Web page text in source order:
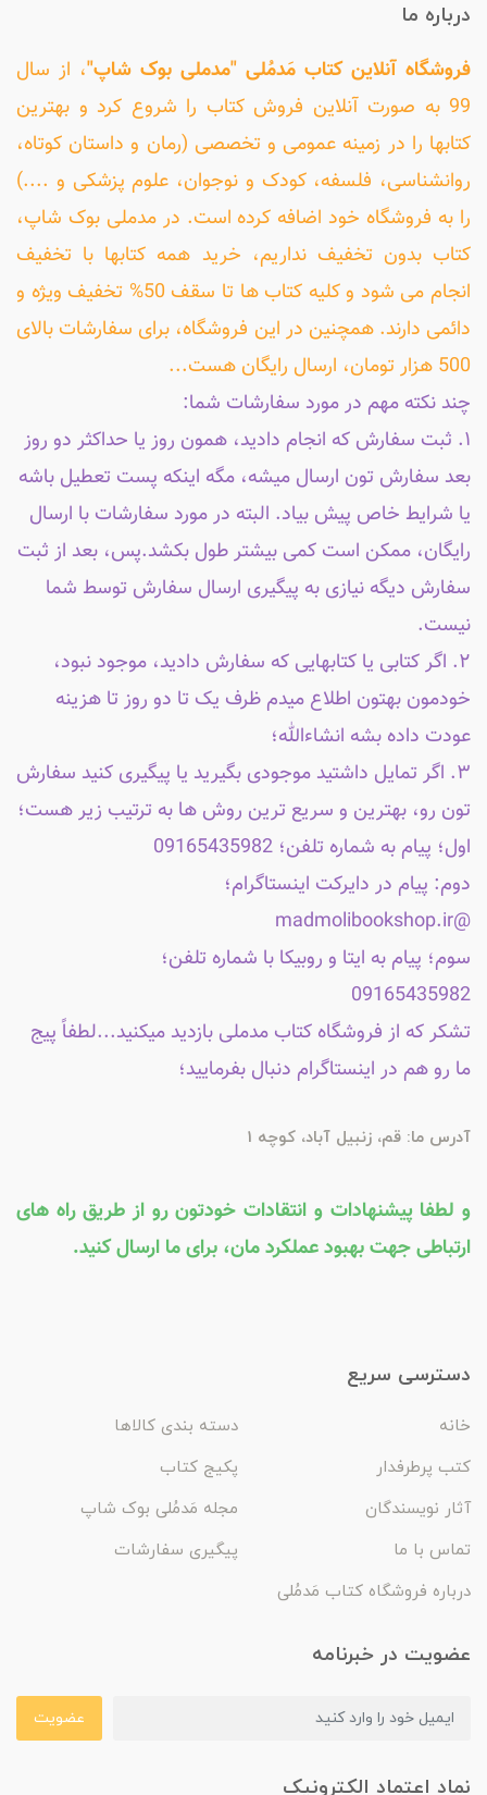
درباره ما
فروشگاه آنلاین کتاب مَدمُلی "مدملی بوک شاپ"، از سال
99 به صورت آنلاین فروش کتاب را شروع کرد و بهترین
کتابها را در زمینه عمومی و تخصصی (رمان و داستان کوتاه،
روانشناسی، فلسفه، کودک و نوجوان، علوم پزشکی و ....)
را به فروشگاه خود اضافه کرده است. در مدملی بوک شاپ،
کتاب بدون تخفیف نداریم، خرید همه کتابها با تخفیف
انجام می شود و کلیه کتاب ها تا سقف 50% تخفیف ویژه و
دائمی دارند. همچنین در این فروشگاه، برای سفارشات بالای
500 هزار تومان، ارسال رایگان هست...
چند نکته مهم در مورد سفارشات شما:
۱. ثبت سفارش که انجام دادید، همون روز یا حداکثر دو روز
بعد سفارش تون ارسال میشه، مگه اینکه پست تعطیل باشه
یا شرایط خاص پیش بیاد. البته در مورد سفارشات با ارسال
رایگان، ممکن است کمی بیشتر طول بکشد.پس، بعد از ثبت
سفارش دیگه نیازی به پیگیری ارسال سفارش توسط شما
نیست.
۲. اگر کتابی یا کتابهایی که سفارش دادید، موجود نبود،
خودمون بهتون اطلاع میدم ظرف یک تا دو روز تا هزینه
عودت داده بشه انشاءالله؛
۳. اگر تمایل داشتید موجودی بگیرید یا پیگیری کنید سفارش
تون رو، بهترین و سریع ترین روش ها به ترتیب زیر هست؛
اول؛ پیام به شماره تلفن؛ 09165435982
دوم: پیام در دایرکت اینستاگرام؛
@madmolibookshop.ir
سوم؛ پیام به ایتا و روبیکا با شماره تلفن؛
09165435982
تشکر که از فروشگاه کتاب مدملی بازدید میکنید...لطفاً پیج
ما رو هم در اینستاگرام دنبال بفرمایید؛
آدرس ما: قم، زنبیل آباد، کوچه 1
و لطفا پیشنهادات و انتقادات خودتون رو از طریق راه های
ارتباطی جهت بهبود عملکرد مان، برای ما ارسال کنید.
دسترسی سریع
خانه
دسته بندی کالاها
کتب پرطرفدار
پکیج کتاب
آثار نویسندگان
مجله مَدمُلی بوک شاپ
تماس با ما
پیگیری سفارشات
درباره فروشگاه کتاب مَدمُلی
عضویت در خبرنامه
عضویت
نماد اعتماد الکترونیک